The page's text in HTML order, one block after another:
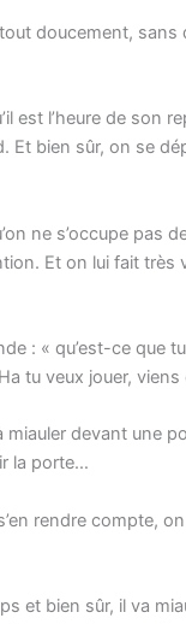
doucement, sans
est l’heure de son
Et bien sûr, on se
ne s’occupe pas
Et on lui fait très
: « qu’est-ce que
tu veux jouer, viens
miauler devant une
la porte…
rendre compte,
et bien sûr, il va